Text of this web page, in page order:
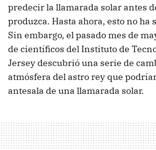
predecir la llamarada solar antes
produzca. Hasta ahora, esto no ha
Sin embargo, el pasado mes de
de científicos del Instituto de
Jersey descubrió una serie de
atmósfera del astro rey que
antesala de una llamarada solar.